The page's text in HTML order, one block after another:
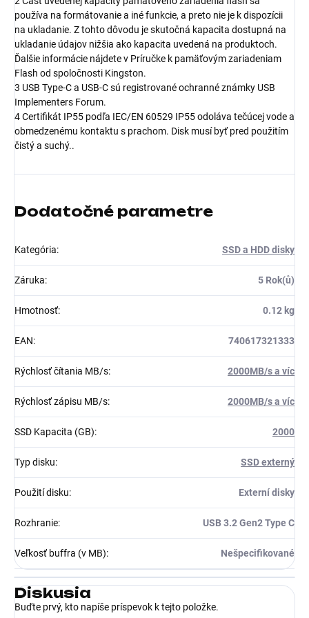
používa na formátovanie a iné funkcie, a preto nie je k dispozícii
na ukladanie. Z tohto dôvodu je skutočná kapacita dostupná na
ukladanie údajov nižšia ako kapacita uvedená na produktoch.
Ďalšie informácie nájdete v Príručke k pamäťovým zariadeniam
Flash od spoločnosti Kingston.
3 USB Type-C a USB-C sú registrované ochranné známky USB
Implementers Forum.
4 Certifikát IP55 podľa IEC/EN 60529 IP55 odoláva tečúcej vode a
obmedzenému kontaktu s prachom. Disk musí byť pred použitím
čistý a suchý..
Dodatočné parametre
Kategória: SSD a HDD disky
Záruka: 5 Rok(ů)
Hmotnosť: 0.12 kg
EAN: 740617321333
Rýchlosť čítania MB/s: 2000MB/s a víc
Rýchlosť zápisu MB/s: 2000MB/s a víc
SSD Kapacita (GB): 2000
Typ disku: SSD externý
Použití disku: Externí disky
Rozhranie: USB 3.2 Gen2 Type C
Veľkosť buffra (v MB): Nešpecifikované
Diskusia
Buďte prvý, kto napíše príspevok k tejto položke.